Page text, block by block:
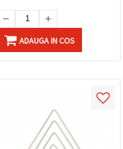
ADAUGA IN COS